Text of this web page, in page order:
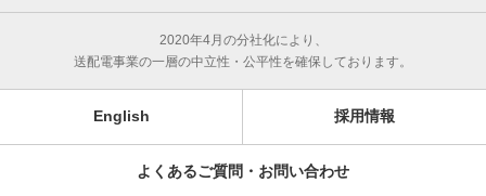
2020年4月の分社化により、
送配電事業の一層の中立性・公平性を確保しております。
English 採用情報
よくあるご質問・お問い合わせ